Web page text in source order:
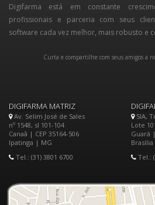
Digifarma está em constante
profissionais e parceria com seus
software cada vez melhor, mais robusto e
Curta e compartilhe com seus amigos a
DIGIFARMA MATRIZ
Av. Selim José de Sales
nº 1548, sl 101-104
Canaã | CEP 35164-506
Ipatinga | MG
Tel.: (31) 3801 6700
SIA,
Lote
Guará |
Tel.: